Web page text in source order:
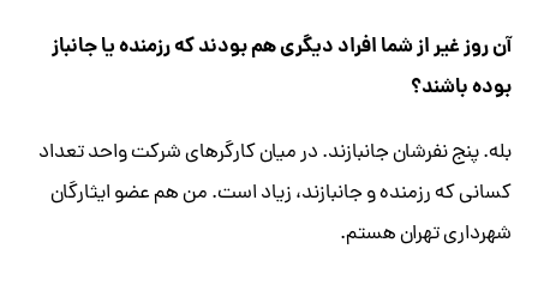
آن روز غیر از شما افراد دیگری هم بودند که رزمنده یا جانباز
بوده باشند؟
بله. پنج نفرشان جانبازند. در میان کارگرهای شرکت واحد تعداد
کسانی که رزمنده و جانبازند، زیاد است. من هم عضو ایثارگان
شهرداری تهران هستم.